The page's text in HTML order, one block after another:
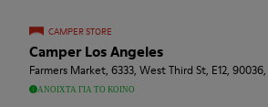
CAMPER STORE
Camper Los Angeles
Farmers Market, 6333, West Third St, E12,
ΑΝΟΙΧΤΆ ΓΙΑ ΤΟ ΚΟΙΝΌ